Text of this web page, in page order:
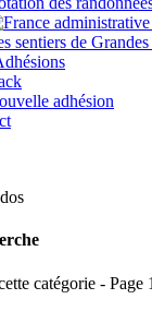
sentiers de
adhésion
catégorie - Page